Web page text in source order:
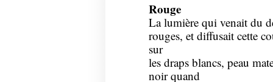
Rouge
La lumière qui venait du
rouges, et diffusait cette
sur
les draps blancs, peau
noir quand